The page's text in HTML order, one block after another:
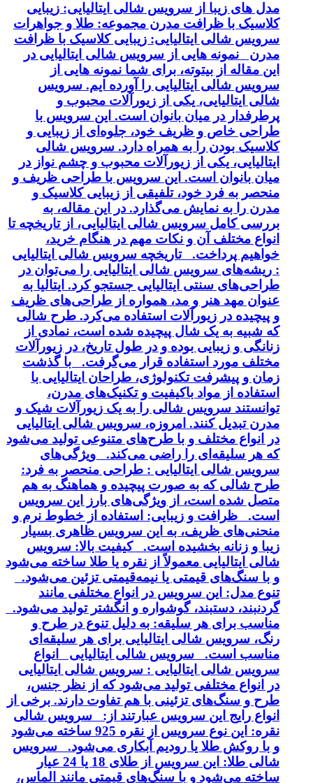
مدل های زیبا از سرویس شالی ایتالیایی: زیبایی
کلاسیک با ظرافت مدرن مجموعه: طلا و جواهرات
سرویس شالی ایتالیایی: زیبایی کلاسیک با ظرافت
مدرن نمونه هایی از سرویس شالی ایتالیایی در
این مقاله از بیتوته، برای شما نمونه هایی از
سرویس شالی ایتالیایی را آورده ایم. سرویس
شالی ایتالیایی، یکی از زیورآلات محبوب و
پرطرفدار در میان بانوان است. این سرویس با
طراحی خاص و ظریف خود، جلوه‌ای از زیبایی و
کلاسیک بودن را به همراه دارد. سرویس شالی
ایتالیایی، یکی از زیورآلات محبوب و چشم نواز در
میان بانوان است. این سرویس با طراحی ظریف و
منحصر به فرد خود، تلفیقی از زیبایی کلاسیک و
مدرن را به نمایش می‌گذارد. در این مقاله، به
بررسی کامل سرویس شالی ایتالیایی، از تاریخچه تا
انواع مختلف آن و نکات مهم در هنگام خرید،
خواهیم پرداخت. تاریخچه سرویس شالی ایتالیایی
: ریشه‌های سرویس شالی ایتالیایی را می‌توان در
طراحی‌های سنتی ایتالیایی جستجو کرد. ایتالیا به
عنوان مهد هنر و مد، همواره از طراحی‌های ظریف
و پیچیده در زیورآلات استفاده می‌کرد. طرح شالی
که شبیه به یک شال پیچیده شده است، نمادی از
زنانگی و زیبایی بوده و در طول تاریخ، در زیورآلات
مختلف مورد استفاده قرار می‌گرفت. با گذشت
زمان و پیشرفت تکنولوژی، طراحان ایتالیایی با
استفاده از مواد باکیفیت و تکنیک‌های مدرن،
توانستند سرویس شالی را به یک زیورآلات شیک و
مدرن تبدیل کنند. امروزه، سرویس شالی ایتالیایی
در انواع مختلف و با طرح‌های متنوعی تولید می‌شود
که هر سلیقه‌ای را راضی می‌کند. ویژگی‌های
سرویس شالی ایتالیایی : طراحی منحصر به فرد:
طرح شالی که به صورت پیچیده و هماهنگ به هم
متصل شده است، از ویژگی‌های بارز این سرویس
است. ظرافت و زیبایی: استفاده از خطوط نرم و
منحنی‌های ظریف، به این سرویس ظاهری بسیار
زیبا و زنانه بخشیده است. کیفیت بالا: سرویس
شالی ایتالیایی معمولاً از نقره یا طلا ساخته می‌شود
و با سنگ‌های قیمتی یا نیمه‌قیمتی تزئین می‌شود.
تنوع مدل: این سرویس در انواع مختلفی مانند
گردنبند، دستبند، گوشواره و انگشتر تولید می‌شود.
مناسب برای هر سلیقه: به دلیل تنوع در طرح و
رنگ، سرویس شالی ایتالیایی برای هر سلیقه‌ای
مناسب است. سرویس شالی ایتالیایی انواع
سرویس شالی ایتالیایی : سرویس شالی ایتالیایی
در انواع مختلفی تولید می‌شود که از نظر جنس،
طرح و سنگ‌های تزئینی با هم تفاوت دارند. برخی از
انواع رایج این سرویس عبارتند از: سرویس شالی
نقره: این نوع سرویس از نقره 925 ساخته می‌شود
و با روکش طلا یا رودیم آبکاری می‌شود. سرویس
شالی طلا: این سرویس از طلای 18 یا 24 عیار
ساخته می‌شود و با سنگ‌های قیمتی مانند الماس،